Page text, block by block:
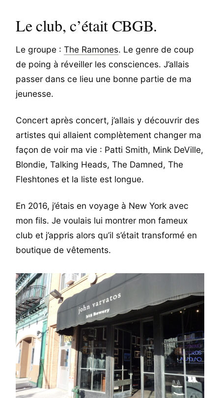
Le club, c’était CBGB.
Le groupe : The Ramones. Le genre de coup
de poing à réveiller les consciences. J’allais
passer dans ce lieu une bonne partie de ma
jeunesse.
Concert après concert, j’allais y découvrir des
artistes qui allaient complètement changer ma
façon de voir ma vie : Patti Smith, Mink DeVille,
Blondie, Talking Heads, The Damned, The
Fleshtones et la liste est longue.
En 2016, j’étais en voyage à New York avec
mon fils. Je voulais lui montrer mon fameux
club et j’appris alors qu’il s’était transformé en
boutique de vêtements.